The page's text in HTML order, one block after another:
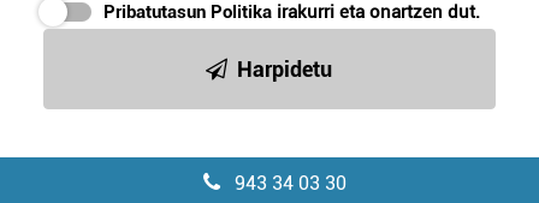
Pribatutasun Politika irakurri eta onartzen dut.
Harpidetu
943 34 03 30